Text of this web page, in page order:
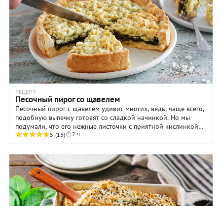
РЕЦЕПТ
Песочный пирог со щавелем
Песочный пирог с щавелем удивит многих, ведь, чаще всего,
подобную выпечку готовят со сладкой начинкой. Но мы
подумали, что его нежные листочки с приятной кислинкой
отлично проявят себя в столь ...
5 (13) 2 ч